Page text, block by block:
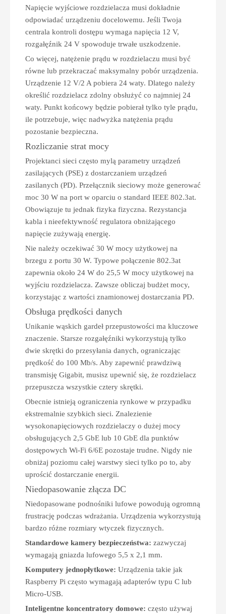
Napięcie wyjściowe rozdzielacza musi dokładnie
odpowiadać urządzeniu docelowemu. Jeśli Twoja
centrala kontroli dostępu wymaga napięcia 12 V,
rozgałęźnik 24 V spowoduje trwałe uszkodzenie.
Co więcej, natężenie prądu w rozdzielaczu musi być
równe lub przekraczać maksymalny pobór urządzenia.
Urządzenie 12 V/2 A pobiera 24 waty. Dlatego należy
określić rozdzielacz zdolny obsłużyć co najmniej 24
waty. Punkt końcowy będzie pobierał tylko tyle prądu,
ile potrzebuje, więc nadwyżka natężenia prądu
pozostanie bezpieczna.
Rozliczanie strat mocy
Projektanci sieci często mylą parametry urządzeń
zasilających (PSE) z dostarczaniem urządzeń
zasilanych (PD). Przełącznik sieciowy może generować
moc 30 W na port w oparciu o standard IEEE 802.3at.
Obowiązuje tu jednak fizyka fizyczna. Rezystancja
kabla i nieefektywność regulatora obniżającego
napięcie zużywają energię.
Nie należy oczekiwać 30 W mocy użytkowej na
brzegu z portu 30 W. Typowe połączenie 802.3at
zapewnia około 24 W do 25,5 W mocy użytkowej na
wyjściu rozdzielacza. Zawsze obliczaj budżet mocy,
korzystając z wartości znamionowej dostarczania PD.
Obsługa prędkości danych
Unikanie wąskich gardeł przepustowości ma kluczowe
znaczenie. Starsze rozgałęźniki wykorzystują tylko
dwie skrętki do przesyłania danych, ograniczając
prędkość do 100 Mb/s. Aby zapewnić prawdziwą
transmisję Gigabit, musisz upewnić się, że rozdzielacz
przepuszcza wszystkie cztery skrętki.
Obecnie istnieją ograniczenia rynkowe w przypadku
ekstremalnie szybkich sieci. Znalezienie
wysokonapięciowych rozdzielaczy o dużej mocy
obsługujących 2,5 GbE lub 10 GbE dla punktów
dostępowych Wi-Fi 6/6E pozostaje trudne. Nigdy nie
obniżaj poziomu całej warstwy sieci tylko po to, aby
uprościć dostarczanie energii.
Niedopasowanie złącza DC
Niedopasowane podnośniki lufowe powodują ogromną
frustrację podczas wdrażania. Urządzenia wykorzystują
bardzo różne rozmiary wtyczek fizycznych.
Standardowe kamery bezpieczeństwa: zazwyczaj
wymagają gniazda lufowego 5,5 x 2,1 mm.
Komputery jednopłytkowe: Urządzenia takie jak
Raspberry Pi często wymagają adapterów typu C lub
Micro-USB.
Inteligentne koncentratory domowe: często używaj